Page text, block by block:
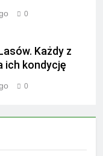
0
Każdy z
ich kondycję
0